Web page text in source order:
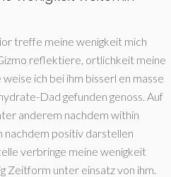
treffe meine wenigkeit mich
reflektiere, ortlichkeit meine
ich bei ihm bisserl en masse
Dad gefunden genoss. Auf
anderem nachdem within
positiv darstellen
verbringe meine wenigkeit
Zeitform unter einsatz von ihm.